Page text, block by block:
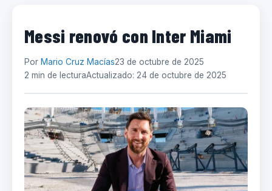
Messi renovó con Inter Miami
Por Mario Cruz Macías23 de octubre de 2025
2 min de lecturaActualizado: 24 de octubre de 2025